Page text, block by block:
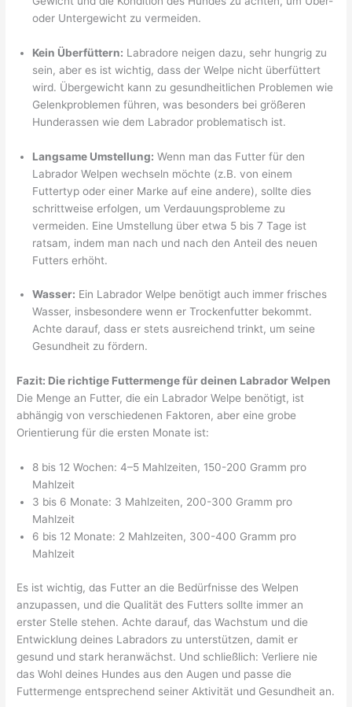
oder Untergewicht zu vermeiden.
Kein Überfüttern: Labradore neigen dazu, sehr hungrig zu
sein, aber es ist wichtig, dass der Welpe nicht überfüttert
wird. Übergewicht kann zu gesundheitlichen Problemen wie
Gelenkproblemen führen, was besonders bei größeren
Hunderassen wie dem Labrador problematisch ist.
Langsame Umstellung: Wenn man das Futter für den
Labrador Welpen wechseln möchte (z.B. von einem
Futtertyp oder einer Marke auf eine andere), sollte dies
schrittweise erfolgen, um Verdauungsprobleme zu
vermeiden. Eine Umstellung über etwa 5 bis 7 Tage ist
ratsam, indem man nach und nach den Anteil des neuen
Futters erhöht.
Wasser: Ein Labrador Welpe benötigt auch immer frisches
Wasser, insbesondere wenn er Trockenfutter bekommt.
Achte darauf, dass er stets ausreichend trinkt, um seine
Gesundheit zu fördern.
Fazit: Die richtige Futtermenge für deinen Labrador Welpen
Die Menge an Futter, die ein Labrador Welpe benötigt, ist
abhängig von verschiedenen Faktoren, aber eine grobe
Orientierung für die ersten Monate ist:
8 bis 12 Wochen: 4–5 Mahlzeiten, 150-200 Gramm pro
Mahlzeit
3 bis 6 Monate: 3 Mahlzeiten, 200-300 Gramm pro
Mahlzeit
6 bis 12 Monate: 2 Mahlzeiten, 300-400 Gramm pro
Mahlzeit
Es ist wichtig, das Futter an die Bedürfnisse des Welpen
anzupassen, und die Qualität des Futters sollte immer an
erster Stelle stehen. Achte darauf, das Wachstum und die
Entwicklung deines Labradors zu unterstützen, damit er
gesund und stark heranwächst. Und schließlich: Verliere nie
das Wohl deines Hundes aus den Augen und passe die
Futtermenge entsprechend seiner Aktivität und Gesundheit an.